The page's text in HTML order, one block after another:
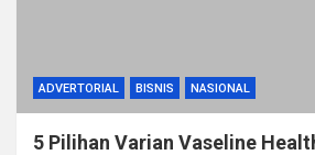
ADVERTORIAL BISNIS NASIONAL
5 Pilihan Varian Vaseline